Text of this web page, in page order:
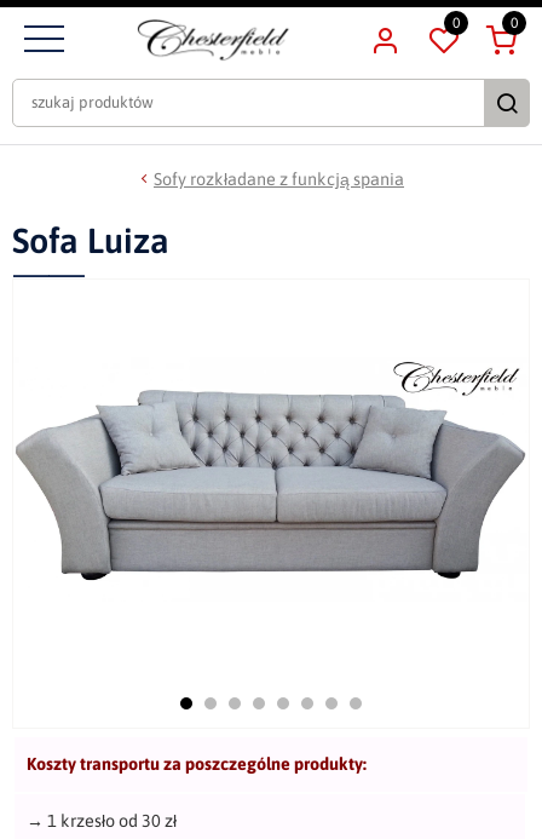
0 0
Sofy rozkładane z funkcją spania
Sofa Luiza
Koszty transportu za poszczególne produkty:
→ 1 krzesło od 30 zł